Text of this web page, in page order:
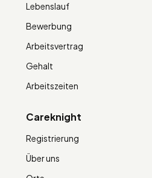
Lebenslauf
Bewerbung
Arbeitsvertrag
Gehalt
Arbeitszeiten
Careknight
Registrierung
Über uns